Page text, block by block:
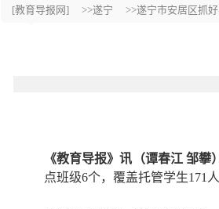
[教育导报网] >>遂宁 >>遂宁市安居区抓
《教育导报》讯（谭春江 邹攀
点班级6个，覆盖托管学生171